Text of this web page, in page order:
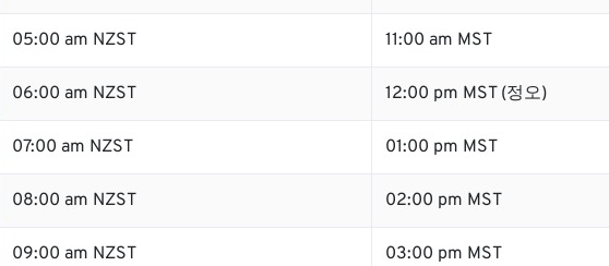
05:00 am NZST 11:00 am MST
06:00 am NZST 12:00 pm MST (정오)
07:00 am NZST 01:00 pm MST
08:00 am NZST 02:00 pm MST
09:00 am NZST 03:00 pm MST